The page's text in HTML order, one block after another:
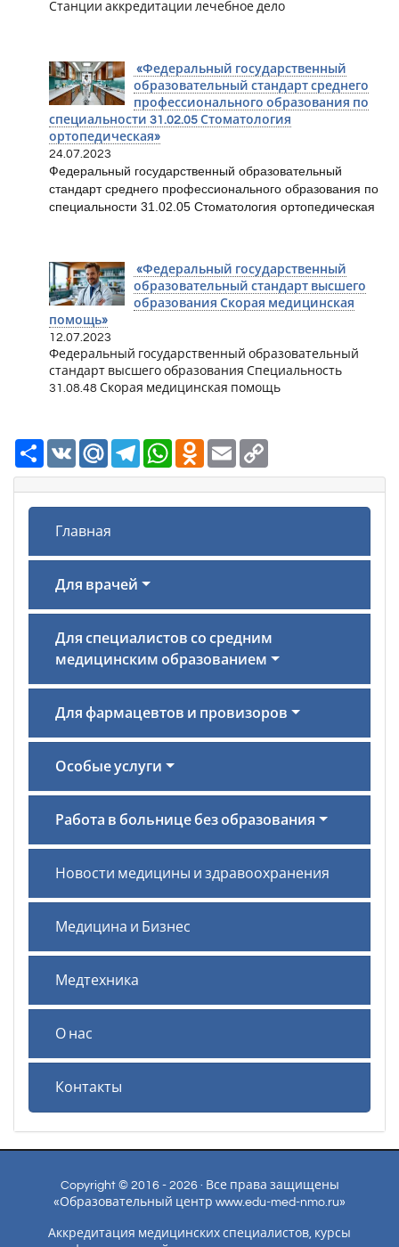
Станции аккредитации лечебное дело
«Федеральный государственный
образовательный стандарт среднего
профессионального образования по
специальности 31.02.05 Стоматология
ортопедическая»
24.07.2023
Федеральный государственный образовательный
стандарт среднего профессионального образования по
специальности 31.02.05 Стоматология ортопедическая
«Федеральный государственный
образовательный стандарт высшего
образования Скорая медицинская
помощь»
12.07.2023
Федеральный государственный образовательный
стандарт высшего образования Специальность
31.08.48 Скорая медицинская помощь
РесурсVK Mail.Ru TelegramWhatsAppOdnoklassniki
Email
Главная
Для врачей
Для специалистов со средним
медицинским образованием
Для фармацевтов и провизоров
Особые услуги
Работа в больнице без образования
Новости медицины и здравоохранения
Медицина и Бизнес
Медтехника
О нас
Контакты
Copyright © 2016 - 2026 · Все права защищены
«Образовательный центр www.edu-med-nmo.ru»
Аккредитация медицинских специалистов, курсы